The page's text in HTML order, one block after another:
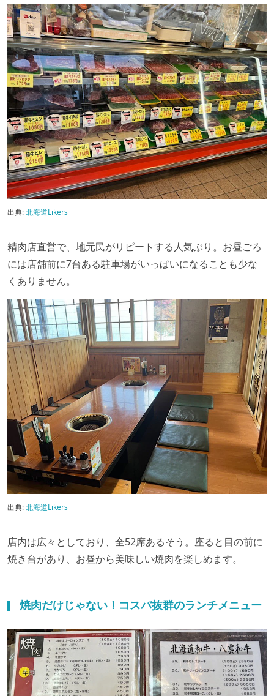
出典:北海道Likers
精肉店直営で、地元民がリピートする人気ぶり。お昼ごろ
には店舗前に7台ある駐車場がいっぱいになることも少な
くありません。
出典:北海道Likers
店内は広々としており、全52席あるそう。座ると目の前に
焼き台があり、お昼から美味しい焼肉を楽しめます。
焼肉だけじゃない！コスパ抜群のランチメニュー